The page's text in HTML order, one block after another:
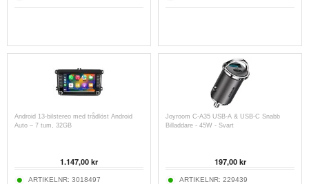
Android 13-bilstereo med trådlöst Android
Auto – 7 tum, 32GB
1.147,00 kr
ARTIKELNR: 3018497
Joyroom C-A35 USB-A & USB-C Snabb
Billaddare - 45W - Svart
197,00kr
ARTIKELNR: 229439